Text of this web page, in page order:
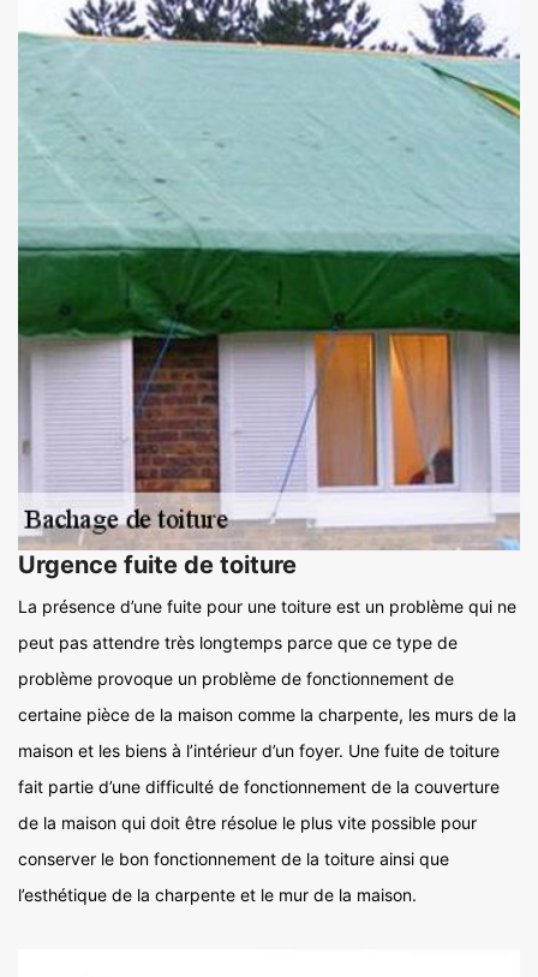
Urgence fuite de toiture
La présence d’une fuite pour une toiture est un problème qui ne
peut pas attendre très longtemps parce que ce type de
problème provoque un problème de fonctionnement de
certaine pièce de la maison comme la charpente, les murs de la
maison et les biens à l’intérieur d’un foyer. Une fuite de toiture
fait partie d’une difficulté de fonctionnement de la couverture
de la maison qui doit être résolue le plus vite possible pour
conserver le bon fonctionnement de la toiture ainsi que
l’esthétique de la charpente et le mur de la maison.